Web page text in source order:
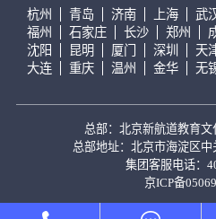
杭州 青岛 济南 上海 武
福州
石家庄 长沙 郑州
沈阳
昆明 厦门 深圳 天
大连
重庆 温州 金华 无
总部：北京新航道教育文
总部地址：北京市海淀区中
集团客服电话：
京ICP备